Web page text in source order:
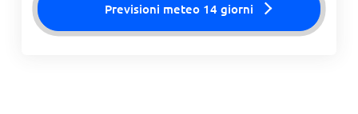
Previsioni meteo 14 giorni